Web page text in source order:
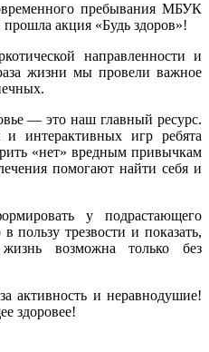
пребывания МБУК
акция «Будь здоров»!
направленности и
жизни мы провели важное
— это наш главный ресурс.
интерактивных игр ребята
«нет» вредным привычкам
помогают найти себя и
у подрастающего
пользу трезвости и показать,
возможна только без
активность и неравнодушие!
здоровее!